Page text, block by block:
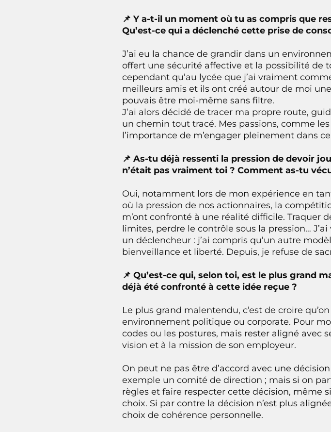
📌 Y a-t-il un moment où tu as compris que
Qu’est-ce qui a déclenché cette prise de
J’ai eu la chance de grandir dans un
offert une sécurité affective et la possibilité de
cependant qu’au lycée que j’ai vraiment
meilleurs amis et ils ont créé autour de moi
pouvais être moi-même sans filtre.
J’ai alors décidé de tracer ma propre route,
un chemin tout tracé. Mes passions, comme
l’importance de m’engager pleinement dans
📌 As-tu déjà ressenti la pression de devoir
n’était pas vraiment toi ? Comment as-tu
Oui, notamment lors de mon expérience en
où la pression de nos actionnaires, la
m’ont confronté à une réalité difficile. Traquer
limites, perdre le contrôle sous la pression…
un déclencheur : j’ai compris qu’un autre
bienveillance et liberté. Depuis, je refuse de
📌 Qu’est-ce qui, selon toi, est le plus grand
déjà été confronté à cette idée reçue ?
Le plus grand malentendu, c’est de croire
environnement politique ou corporate. Pour
codes ou les postures, mais rester aligné avec
vision et à la mission de son employeur.
On peut ne pas être d’accord avec une
exemple un comité de direction ; mais si on
règles et faire respecter cette décision, même
choix. Si par contre la décision n’est plus
choix de cohérence personnelle.